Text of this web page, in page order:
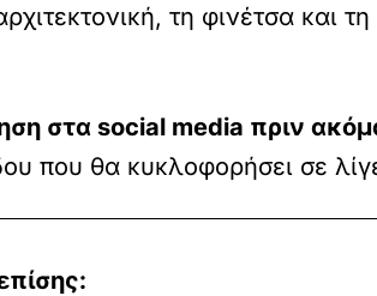
τη φινέτσα και
στα social media πριν
που θα κυκλοφορήσει σε